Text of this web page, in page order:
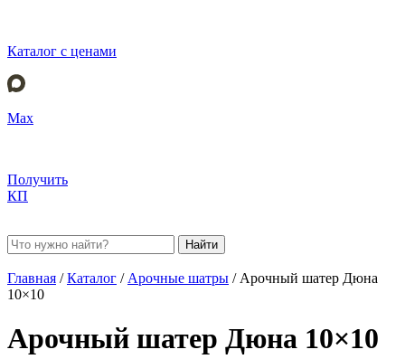
Каталог с ценами
Max
Получить
КП
Найти
Главная /Каталог / Арочные шатры / Арочный шатер Дюна
10×10
Арочный шатер Дюна 10×10